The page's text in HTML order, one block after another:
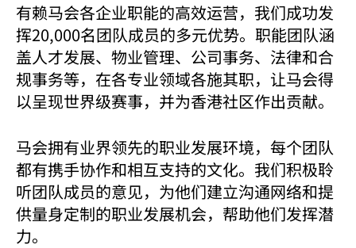
有赖马会各企业职能的高效运营，我们成功发
挥20,000名团队成员的多元优势。职能团队涵
盖人才发展、物业管理、公司事务、法律和合
规事务等，在各专业领域各施其职，让马会得
以呈现世界级赛事，并为香港社区作出贡献。
马会拥有业界领先的职业发展环境，每个团队
都有携手协作和相互支持的文化。我们积极聆
听团队成员的意见，为他们建立沟通网络和提
供量身定制的职业发展机会，帮助他们发挥潜
力。